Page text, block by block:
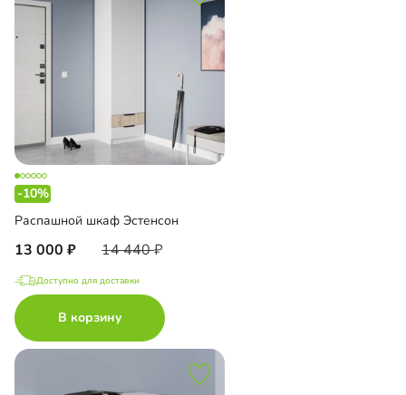
-10%
Распашной шкаф Эстенсон
13 000 14 440
Доступно для доставки
В корзину